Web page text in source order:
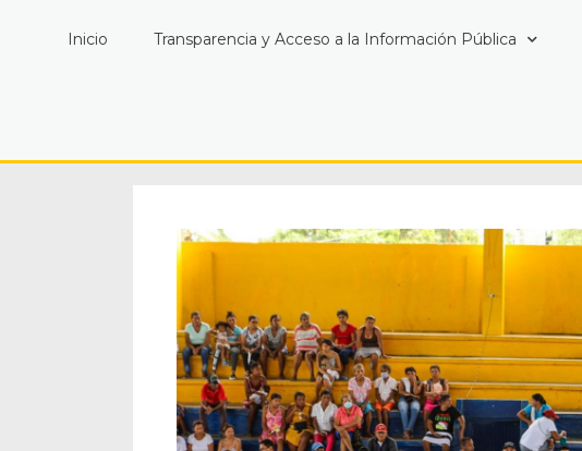
Inicio Transparencia y Acceso a la Información Pública